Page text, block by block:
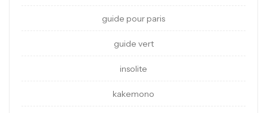
guide pour paris
guide vert
insolite
kakemono